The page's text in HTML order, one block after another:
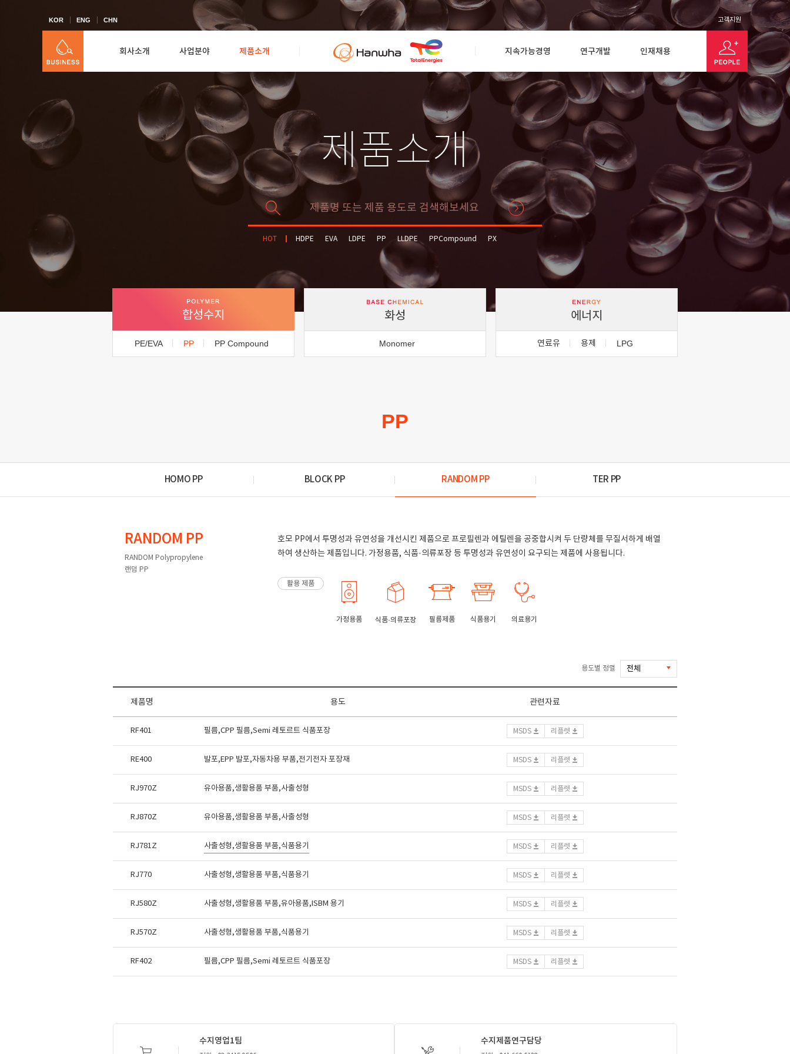
KOR ENG CHN 고객지원
회사소개 사업분야 제품소개 지속가능경영 연구개발 인재채용
제품소개
HOT HDPE EVA LDPE PP LLDPE PPCompound
PX
합성수지
PE/EVA PP PP Compound
화성
Monomer
에너지
연료유 용제 LPG
PP
HOMO PP BLOCK PP RANDOM PP TER PP
RANDOM PP
RANDOM Polypropylene
랜덤 PP
호모 PP에서 투명성과 유연성을 개선시킨 제품으로 프로필렌과 에틸렌을 공중합시켜 두 단량체를 무질서하게 배열
하여 생산하는 제품입니다. 가정용품, 식품·의류포장 등 투명성과 유연성이 요구되는 제품에 사용됩니다.
활용 제품
가정용품 식품·의류포장 필름제품 식품용기 의료용기
용도별 정렬
제품명 용도 관련자료
RF401 필름,CPP 필름,Semi 레토르트 식품포장 MSDS 리플렛
RE400 발포,EPP 발포,자동차용 부품,전기전자 포장재 MSDS 리플렛
RJ970Z 유아용품,생활용품 부품,사출성형 MSDS 리플렛
RJ870Z 유아용품,생활용품 부품,사출성형 MSDS 리플렛
RJ781Z 사출성형,생활용품 부품,식품용기 MSDS 리플렛
RJ770 사출성형,생활용품 부품,식품용기 MSDS 리플렛
RJ580Z 사출성형,생활용품 부품,유아용품,ISBM 용기 MSDS 리플렛
RJ570Z 사출성형,생활용품 부품,식품용기 MSDS 리플렛
RF402 필름,CPP 필름,Semi 레토르트 식품포장 MSDS 리플렛
수지영업1팀 수지제품연구담당